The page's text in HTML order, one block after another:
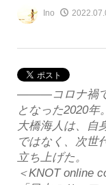
Ino
―――コロナ禍で
となった2020年。
大橋海人は、自
ではなく、次世
立ち上げた。
＜KNOT online